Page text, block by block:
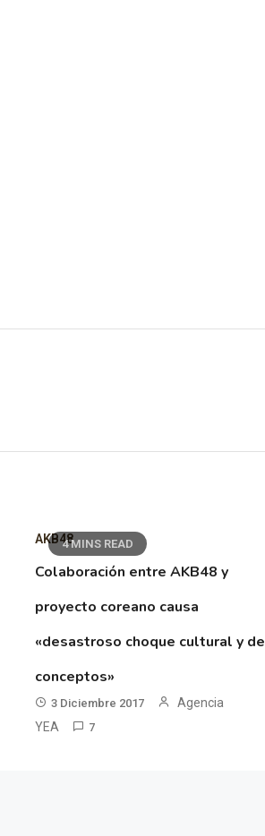
4 MINS READ
AKB48
Colaboración entre AKB48 y
proyecto coreano causa
«desastroso choque cultural y de
conceptos»
3 Diciembre 2017
Agencia
YEA
7